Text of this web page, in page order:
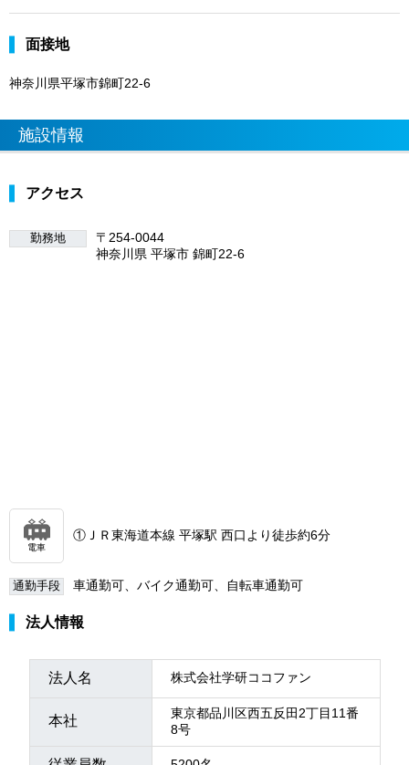
面接地
神奈川県平塚市錦町22-6
施設情報
アクセス
勤務地
〒254-0044
神奈川県 平塚市 錦町22-6
電車
①ＪＲ東海道本線 平塚駅 西口より徒歩約6分
通勤手段 車通勤可、バイク通勤可、自転車通勤可
法人情報
法人名 株式会社学研ココファン
本社
東京都品川区西五反田2丁目11番
8号